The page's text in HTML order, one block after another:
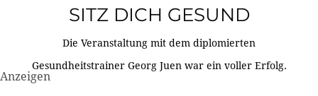
SITZ DICH GESUND
Die Veranstaltung mit dem diplomierten
Gesundheitstrainer Georg Juen war ein voller Erfolg.
Anzeigen